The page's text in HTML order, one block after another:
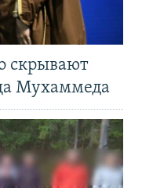
скрывают
Мухаммеда